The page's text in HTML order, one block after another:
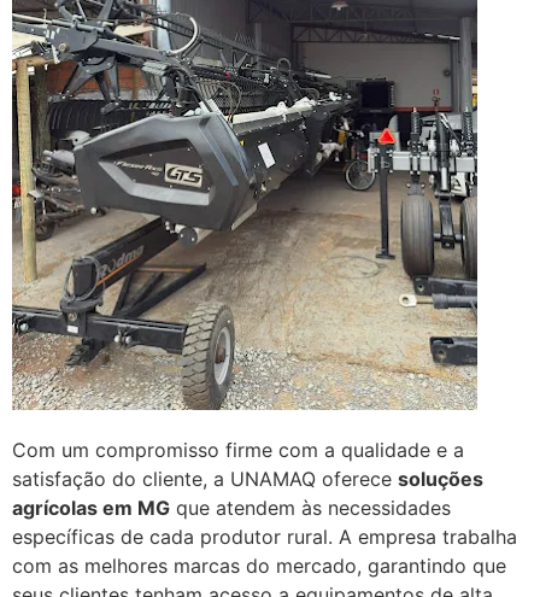
Com um compromisso firme com a qualidade e a
satisfação do cliente, a UNAMAQ oferece soluções
agrícolas em MG que atendem às necessidades
específicas de cada produtor rural. A empresa trabalha
com as melhores marcas do mercado, garantindo que